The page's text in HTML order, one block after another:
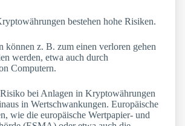
bestehen hohe Risiken.
können z. B. zum einen verloren gehen
werden, etwa auch durch
Computern.
bei Anlagen in Kryptowährungen
in Wertschwankungen. Europäische
wie die europäische Wertpapier- und